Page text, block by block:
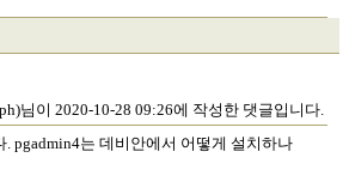
님이 2020-10-28 09:26에 작성한 댓글입니다.
pgadmin4는 데비안에서 어떻게 설치하나